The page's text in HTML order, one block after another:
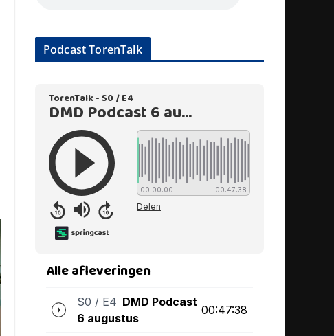
Podcast TorenTalk